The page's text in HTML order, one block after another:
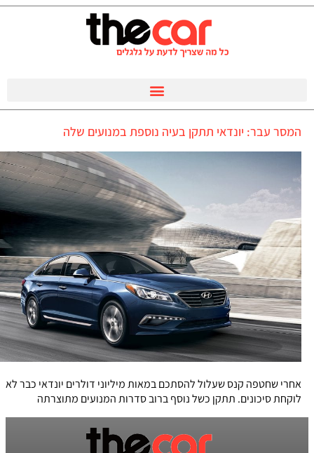
המסר עבר: יונדאי תתקן בעיה נוספת במנועים שלה
אחרי שחטפה קנס שעלול להסתכם במאות מיליוני דולרים יונדאי כבר לא
לוקחת סיכונים. תתקן כשל נוסף ברוב סדרות המנועים מתוצרתה